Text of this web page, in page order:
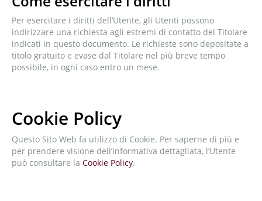
Per esercitare i diritti dell’Utente, gli Utenti possono
indirizzare una richiesta agli estremi di contatto del Titolare
indicati in questo documento. Le richieste sono depositate a
titolo gratuito e evase dal Titolare nel più breve tempo
possibile, in ogni caso entro un mese.
Cookie Policy
Questo Sito Web fa utilizzo di Cookie. Per saperne di più e
per prendere visione dell’informativa dettagliata, l’Utente
può consultare la Cookie Policy.